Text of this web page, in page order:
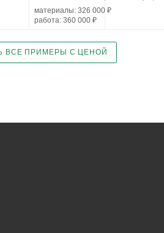
материалы: 326 000 ₽
работа: 360 000 ₽
ВСЕ ПРИМЕРЫ С ЦЕНОЙ